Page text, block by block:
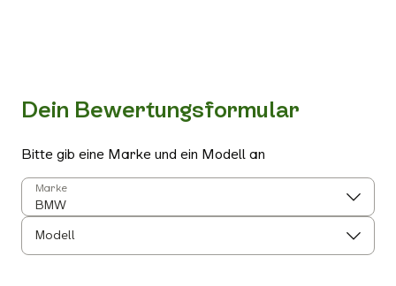
Dein Bewertungsformular
Bitte gib eine Marke und ein Modell an
Marke
Modell